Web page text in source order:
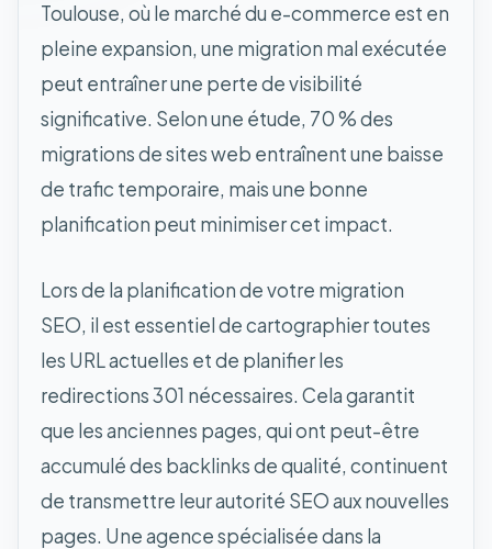
Toulouse, où le marché du e-commerce est en
pleine expansion, une migration mal exécutée
peut entraîner une perte de visibilité
significative. Selon une étude, 70 % des
migrations de sites web entraînent une baisse
de trafic temporaire, mais une bonne
planification peut minimiser cet impact.
Lors de la planification de votre migration
SEO, il est essentiel de cartographier toutes
les URL actuelles et de planifier les
redirections 301 nécessaires. Cela garantit
que les anciennes pages, qui ont peut-être
accumulé des backlinks de qualité, continuent
de transmettre leur autorité SEO aux nouvelles
pages. Une agence spécialisée dans la